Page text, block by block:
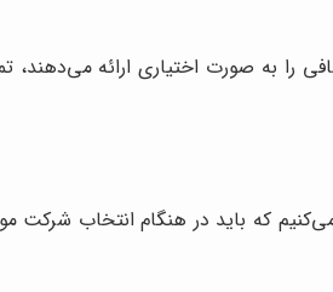
به صورت اختیاری ارائه می‌دهند،
که باید در هنگام انتخاب شرکت